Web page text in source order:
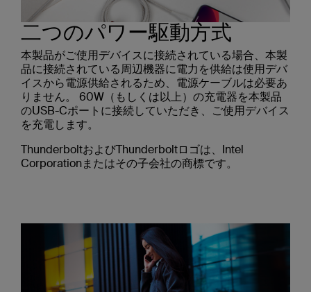
二つのパワー駆動方式
本製品がご使用デバイスに接続されている場合、本製
品に接続されている周辺機器に電力を供給は使用デバ
イスから電源供給されるため、電源ケーブルは必要あ
りません。 60W（もしくは以上）の充電器を本製品
のUSB-Cポートに接続していただき、ご使用デバイス
を充電します。
ThunderboltおよびThunderboltロゴは、Intel
Corporationまたはその子会社の商標です。